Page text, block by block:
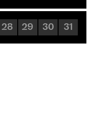
28 29 30 31